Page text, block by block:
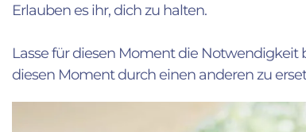
Erlauben es ihr, dich zu halten.
Lasse für diesen Moment die Notwendigkeit
diesen Moment durch einen anderen zu